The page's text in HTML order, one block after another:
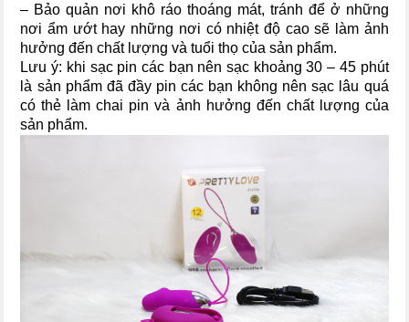
– Bảo quản nơi khô ráo thoáng mát, tránh để ở những
nơi ẩm ướt hay những nơi có nhiệt độ cao sẽ làm ảnh
hưởng đến chất lượng và tuổi thọ của sản phẩm.
Lưu ý: khi sạc pin các bạn nên sạc khoảng 30 – 45 phút
là sản phẩm đã đầy pin các bạn không nên sạc lâu quá
có thẻ làm chai pin và ảnh hưởng đến chất lượng của
sản phẩm.